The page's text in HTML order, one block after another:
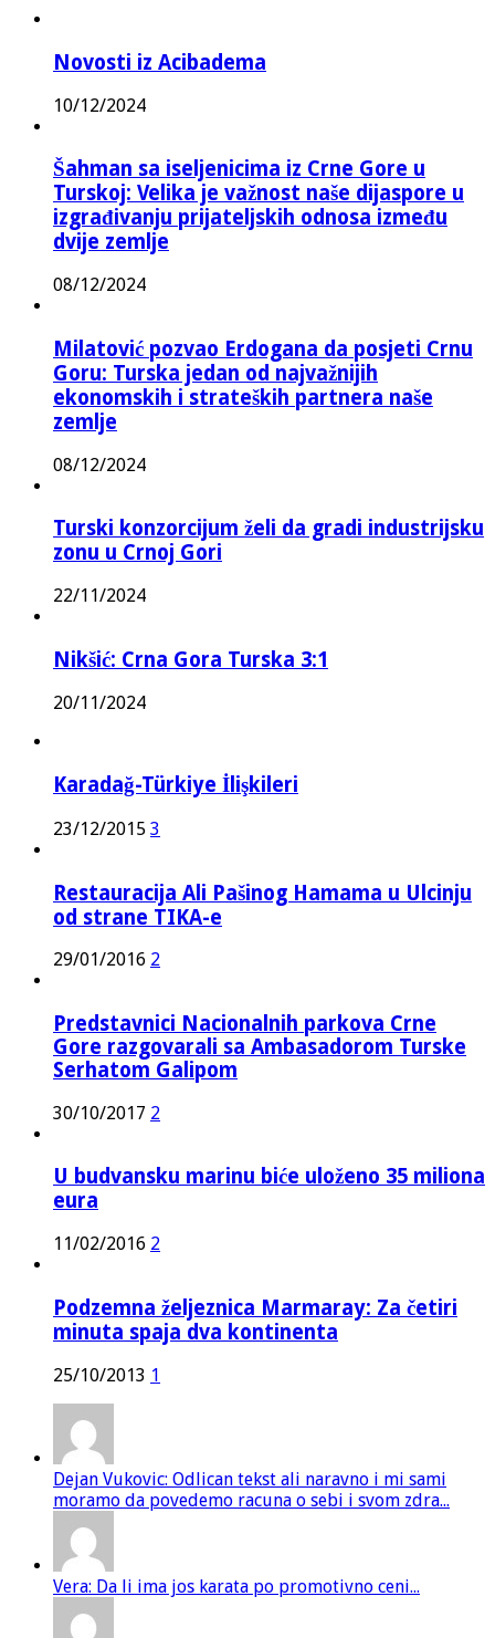
Novosti iz Acibadema
10/12/2024
Šahman sa iseljenicima iz Crne Gore u
Turskoj: Velika je važnost naše dijaspore u
izgrađivanju prijateljskih odnosa između
dvije zemlje
08/12/2024
Milatović pozvao Erdogana da posjeti Crnu
Goru: Turska jedan od najvažnijih
ekonomskih i strateških partnera naše
zemlje
08/12/2024
Turski konzorcijum želi da gradi industrijsku
zonu u Crnoj Gori
22/11/2024
Nikšić: Crna Gora Turska 3:1
20/11/2024
Karadağ-Türkiye İlişkileri
23/12/2015 3
Restauracija Ali Pašinog Hamama u Ulcinju
od strane TIKA-e
29/01/2016 2
Predstavnici Nacionalnih parkova Crne
Gore razgovarali sa Ambasadorom Turske
Serhatom Galipom
30/10/2017 2
U budvansku marinu biće uloženo 35 miliona
eura
11/02/2016 2
Podzemna željeznica Marmaray: Za četiri
minuta spaja dva kontinenta
25/10/2013 1
Dejan Vukovic: Odlican tekst ali naravno i mi sami
moramo da povedemo racuna o sebi i svom zdra...
Vera: Da li ima jos karata po promotivno ceni...